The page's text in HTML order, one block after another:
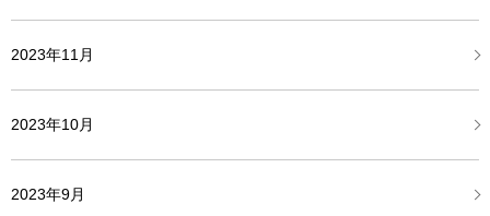
2023年11月
2023年10月
2023年9月